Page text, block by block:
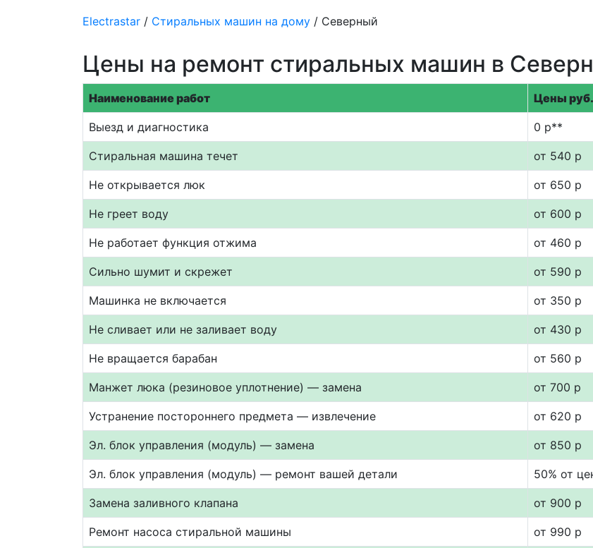
Electrastar / Cтиральных машин на дому / Северный
Цены на ремонт стиральных машин в
Наименование работ Цены руб.
Выезд и диагностика 0 р**
Стиральная машина течет от 540 р
Не открывается люк от 650 р
Не греет воду от 600 р
Не работает функция отжима от 460 р
Сильно шумит и скрежет от 590 р
Машинка не включается от 350 р
Не сливает или не заливает воду от 430 р
Не вращается барабан от 560 р
Манжет люка (резиновое уплотнение) — замена от 700 р
Устранение постороннего предмета — извлечение от 620 р
Эл. блок управления (модуль) — замена от 850 р
Эл. блок управления (модуль) — ремонт вашей детали 50% от
Замена заливного клапана от 900 р
Ремонт насоса стиральной машины от 990 р